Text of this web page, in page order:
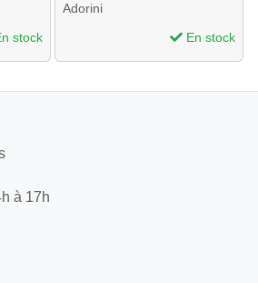
stock
Adorini
En stock
à 17h